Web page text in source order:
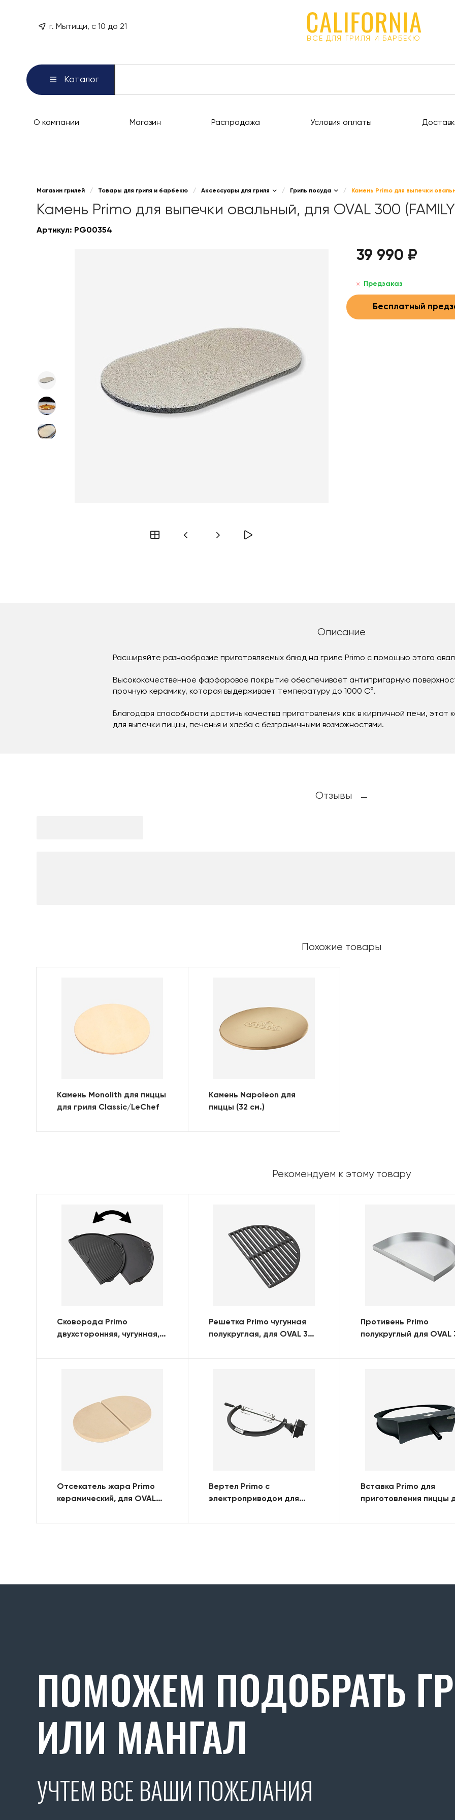
г. Мытищи, с 10 до 21
ВСЕ ДЛЯ ГРИЛЯ И БАРБЕКЮ
Каталог
О компании Магазин Распродажа Условия оплаты
Магазин грилей / Товары для гриля и барбекю / Аксессуары для гриля / Гриль посуда / Камень Primo для выпечки
Камень Primo для выпечки овальный, для OVAL 300
Артикул: PG00354
39 990 ₽
Предзаказ
Бесплатный
Описание
Расширяйте разнообразие приготовляемых блюд на гриле Primo с помощью этого
Высококачественное фарфоровое покрытие обеспечивает антипригарную
прочную керамику, которая выдерживает температуру до 1000 C°.
Благодаря способности достичь качества приготовления как в кирпичной печи, этот
для выпечки пиццы, печенья и хлеба с безграничными возможностями.
Отзывы
Похожие товары
Камень Monolith для пиццы
для гриля Classic/LeChef
Камень Napoleon для
пиццы (32 см.)
Рекомендуем к этому товару
Сковорода Primo
двухсторонняя, чугунная,
Решетка Primo чугунная
полукруглая, для OVAL 300
Противень Primo
полукруглый для OVAL
Отсекатель жара Primo
керамический, для OVAL
Вертел Primo с
электроприводом для
Вставка Primo для
приготовления пиццы
ПОМОЖЕМ ПОДОБРАТЬ
ИЛИ МАНГАЛ
УЧТЕМ ВСЕ ВАШИ ПОЖЕЛАНИЯ